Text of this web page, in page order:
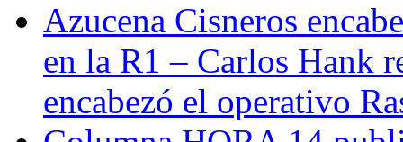
Azucena Cisneros
en la R1 – Carlos Hank
encabezó el operativo